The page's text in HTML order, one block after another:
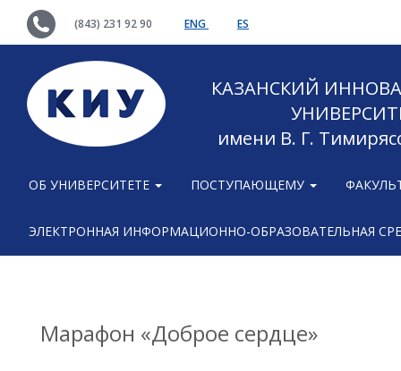
(843) 231 92 90 ENG ES
КАЗАНСКИЙ
имени В. Г.
ОБ УНИВЕРСИТЕТЕ ПОСТУПАЮЩЕМУ
ЭЛЕКТРОННАЯ ИНФОРМАЦИОННО-ОБРАЗОВАТЕЛЬНАЯ
Марафон «Доброе сердце»